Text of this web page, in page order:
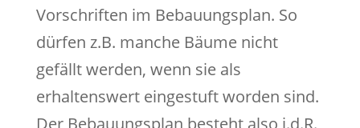
Vorschriften im Bebauungsplan. So
dürfen z.B. manche Bäume nicht
gefällt werden, wenn sie als
erhaltenswert eingestuft worden sind.